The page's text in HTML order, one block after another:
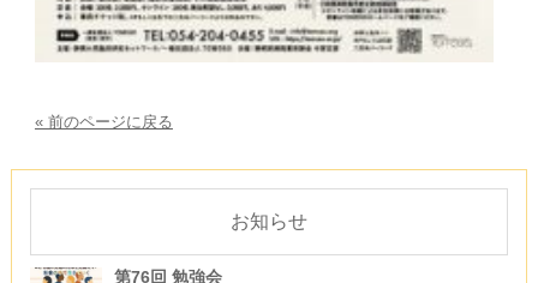
« 前のページに戻る
お知らせ
第76回 勉強会